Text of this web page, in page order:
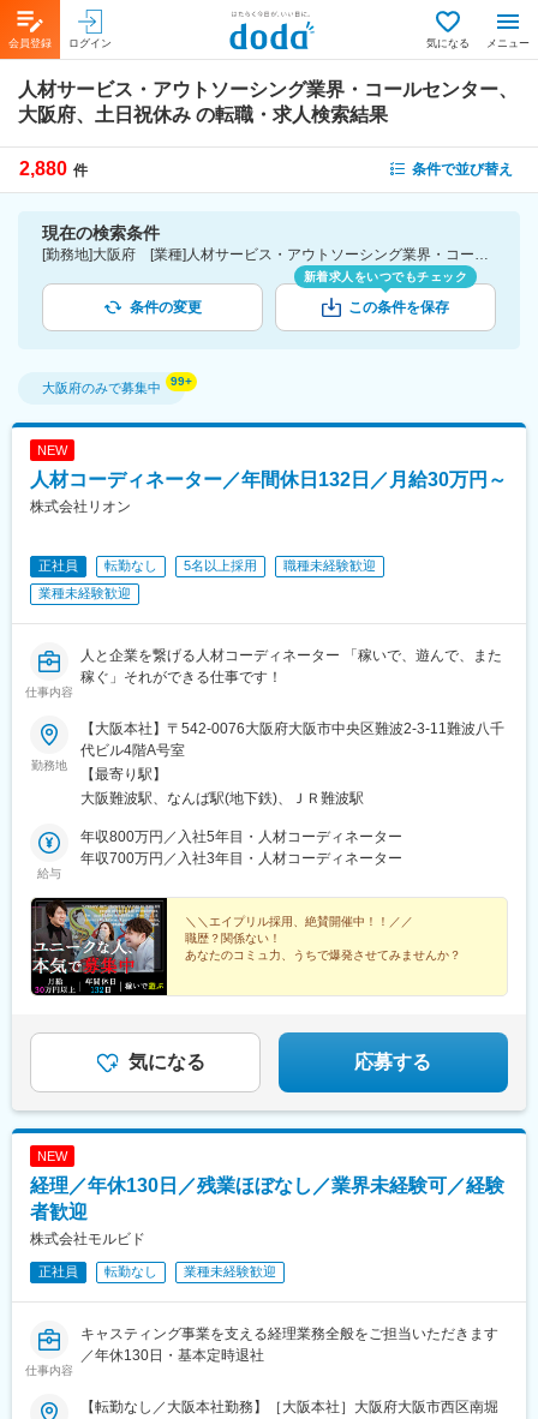
会員登録 ログイン 気になる メニュー
人材サービス・アウトソーシング業界・コールセンター、
大阪府、土日祝休み の転職・求人検索結果
2,880 件 条件で並び替え
現在の検索条件
[勤務地]大阪府 [業種]人材サービス・アウトソーシング業界・コールセンター [詳細条件](休日・働き方)土日祝休み
条件の変更
新着求人をいつでもチェック
この条件を保存
大阪府のみで募集中
NEW
人材コーディネーター／年間休日132日／月給30万円～
株式会社リオン
正社員 転勤なし 5名以上採用
職種未経験歓迎
業種未経験歓迎
仕事内容
人と企業を繋げる人材コーディネーター 「稼いで、遊んで、また
稼ぐ」それができる仕事です！
勤務地
【大阪本社】〒542-0076大阪府大阪市中央区難波2-3-11難波八千
代ビル4階A号室
【最寄り駅】
大阪難波駅、なんば駅(地下鉄)、ＪＲ難波駅
給与
年収800万円／入社5年目・人材コーディネーター
年収700万円／入社3年目・人材コーディネーター
＼＼エイプリル採用、絶賛開催中！！／／
職歴？関係ない！
あなたのコミュ力、うちで爆発させてみませんか？
■人と関わる力
┗新しいキャリアに導く仕事！
▼▼詳しくは内容をcheck！▼▼
気になる 応募する
NEW
経理／年休130日／残業ほぼなし／業界未経験可／経験
者歓迎
株式会社モルビド
正社員 転勤なし 業種未経験歓迎
仕事内容
キャスティング事業を支える経理業務全般をご担当いただきます
／年休130日・基本定時退社
【転勤なし／大阪本社勤務】［大阪本社］大阪府大阪市西区南堀